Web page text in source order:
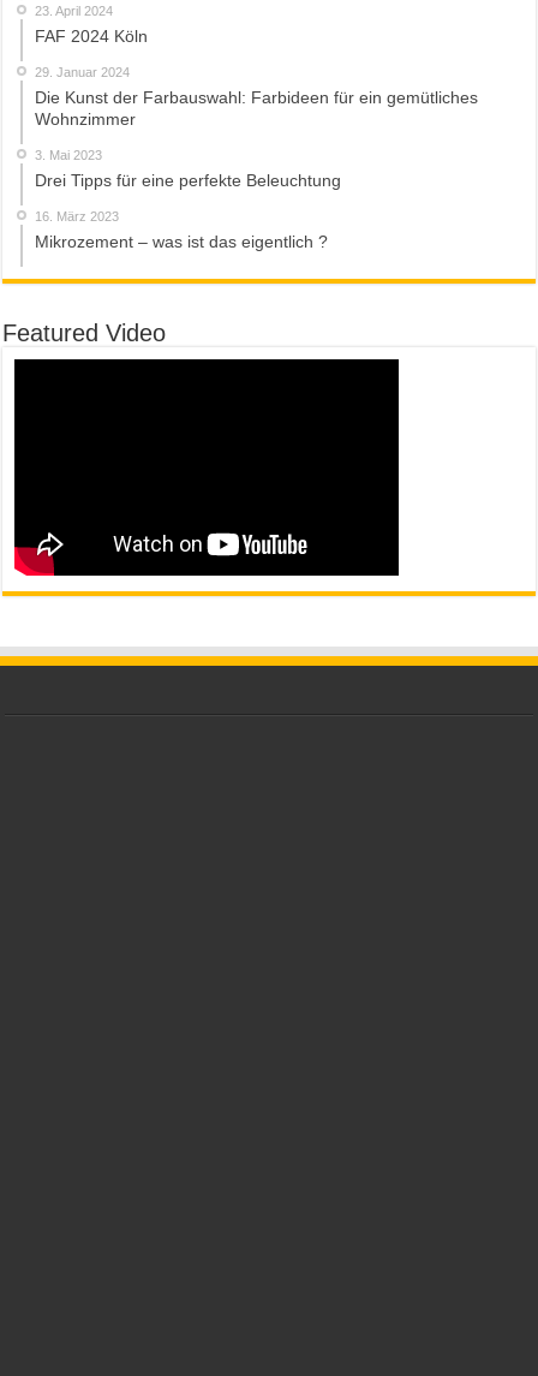
23. April 2024
FAF 2024 Köln
29. Januar 2024
Die Kunst der Farbauswahl: Farbideen für ein gemütliches
Wohnzimmer
3. Mai 2023
Drei Tipps für eine perfekte Beleuchtung
16. März 2023
Mikrozement – was ist das eigentlich ?
Featured Video